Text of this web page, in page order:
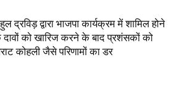
द्रविड़ द्वारा भाजपा कार्यक्रम में शामिल होने
को खारिज करने के बाद प्रशंसकों को
कोहली जैसे परिणामों का डर